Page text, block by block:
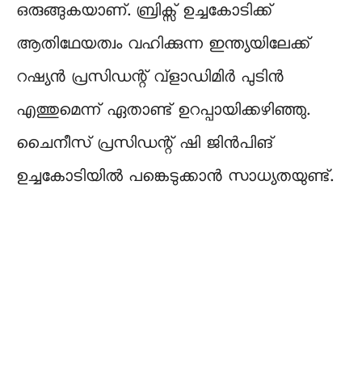
ഒരുങ്ങുകയാണ്. ബ്രിക്സ് ഉച്ചകോടിക്ക്
ആതിഥേയത്വം വഹിക്കുന്ന ഇന്ത്യയിലേക്ക്
റഷ്യൻ പ്രസിഡന്റ് വ്‌ളാഡിമിർ പുടിൻ
എത്തുമെന്ന് ഏതാണ്ട് ഉറപ്പായിക്കഴിഞ്ഞു.
ചൈനീസ് പ്രസിഡന്റ് ഷി ജിൻപിങ്
ഉച്ചകോടിയിൽ പങ്കെടുക്കാൻ സാധ്യതയുണ്ട്.